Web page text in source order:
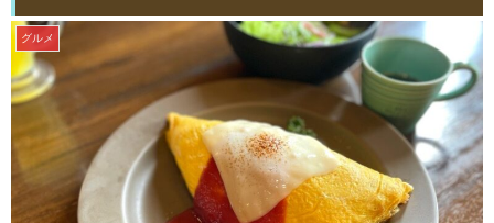
グルメ